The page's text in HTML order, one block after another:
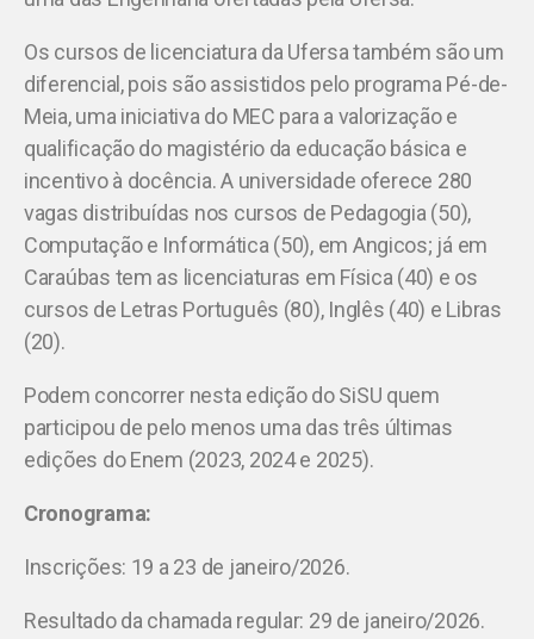
Os cursos de licenciatura da Ufersa também são um
diferencial, pois são assistidos pelo programa Pé-de-
Meia, uma iniciativa do MEC para a valorização e
qualificação do magistério da educação básica e
incentivo à docência. A universidade oferece 280
vagas distribuídas nos cursos de Pedagogia (50),
Computação e Informática (50), em Angicos; já em
Caraúbas tem as licenciaturas em Física (40) e os
cursos de Letras Português (80), Inglês (40) e Libras
(20).
Podem concorrer nesta edição do SiSU quem
participou de pelo menos uma das três últimas
edições do Enem (2023, 2024 e 2025).
Cronograma:
Inscrições: 19 a 23 de janeiro/2026.
Resultado da chamada regular: 29 de janeiro/2026.